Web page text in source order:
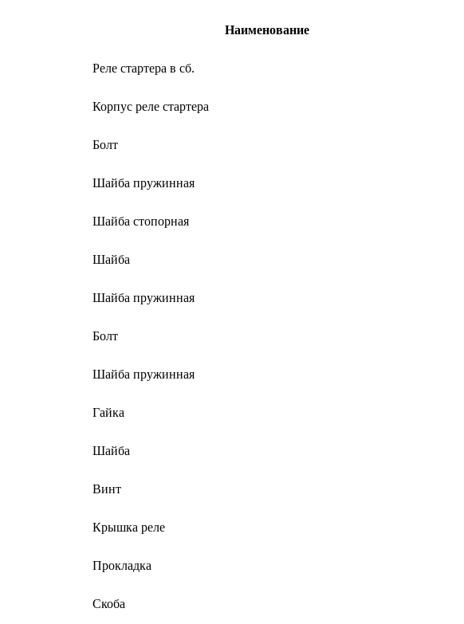
Наименование
Реле стартера в сб.
Корпус реле стартера
Болт
Шайба пружинная
Шайба стопорная
Шайба
Шайба пружинная
Болт
Шайба пружинная
Гайка
Шайба
Винт
Крышка реле
Прокладка
Скоба